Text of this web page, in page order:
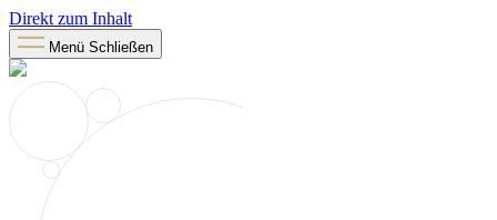
Direkt zum Inhalt
Menü Schließen